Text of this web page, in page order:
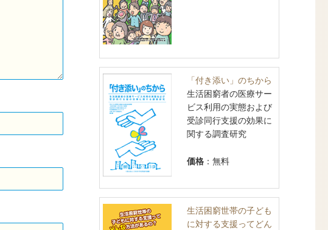
「付き添い」のちから
生活困窮者の医療サー
ビス利用の実態および
受診同行支援の効果に
関する調査研究
価格：無料
生活困窮世帯の子ども
に対する支援ってどん